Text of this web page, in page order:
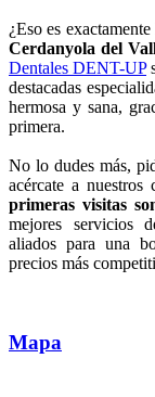
¿Eso es
Cerdanyola del
Dentales DENT-UP
destacadas
hermosa y sana,
primera.
No lo dudes más,
acércate a
primeras visitas
mejores servicios
aliados para una
precios más
Mapa